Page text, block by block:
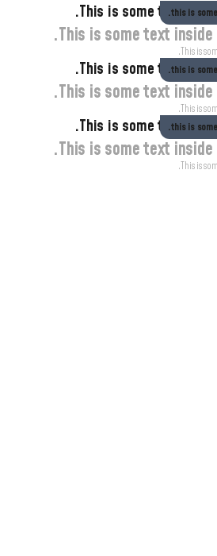
this is
This is some text
This is some text inside
This is
this is
This is some text
This is some text inside
This is
this is
This is some text
This is some text inside
This is